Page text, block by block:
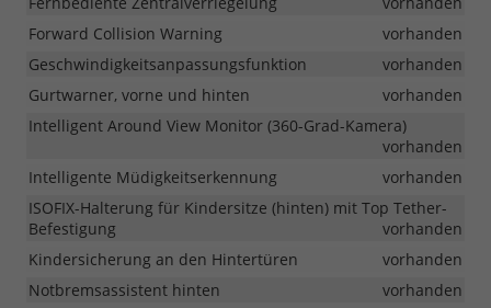
Forward Collision Warning
vorhanden
Geschwindigkeitsanpassungsfunktion
vorhanden
Gurtwarner, vorne und hinten
vorhanden
Intelligent Around View Monitor (360-Grad-Kamera)
vorhanden
Intelligente Müdigkeitserkennung
vorhanden
ISOFIX-Halterung für Kindersitze (hinten) mit Top Tether-
Befestigung
vorhanden
Kindersicherung an den Hintertüren
vorhanden
Notbremsassistent hinten
vorhanden